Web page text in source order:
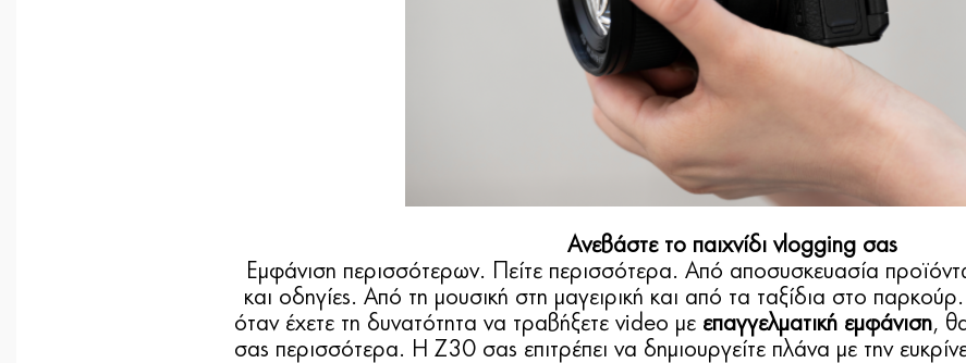
Ανεβάστε το παιχνίδι vlogging σας
Εμφάνιση περισσότερων. Πείτε περισσότερα. Από αποσυσκευασία
και οδηγίες. Από τη μουσική στη μαγειρική και από τα ταξίδια στο
όταν έχετε τη δυνατότητα να τραβήξετε video με επαγγελματική εμφάνιση,
σας περισσότερα. Η Z30 σας επιτρέπει να δημιουργείτε πλάνα με την